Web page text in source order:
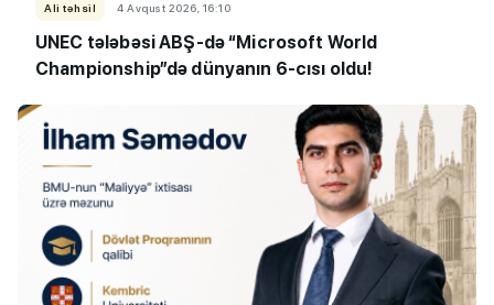
Ali təhsil 4 Avqust 2026, 16:10
UNEC tələbəsi ABŞ-də “Microsoft World
Championship”də dünyanın 6-cısı oldu!